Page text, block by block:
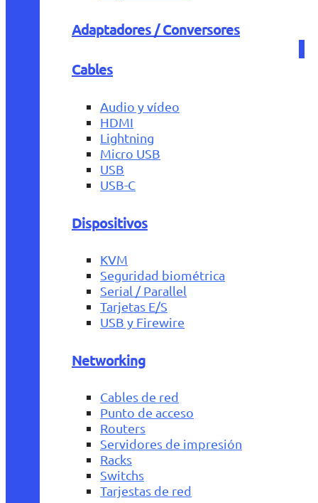
Adaptadores / Conversores
Cables
Audio y vídeo
HDMI
Lightning
Micro USB
USB
USB-C
Dispositivos
KVM
Seguridad biométrica
Serial / Parallel
Tarjetas E/S
USB y Firewire
Networking
Cables de red
Punto de acceso
Routers
Servidores de impresión
Racks
Switchs
Tarjestas de red